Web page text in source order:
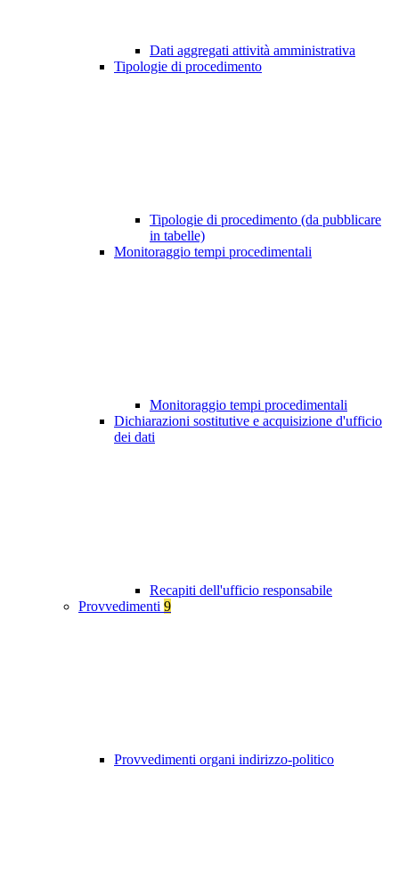
Dati aggregati attività amministrativa
Tipologie di procedimento
Tipologie di procedimento (da pubblicare
in tabelle)
Monitoraggio tempi procedimentali
Monitoraggio tempi procedimentali
Dichiarazioni sostitutive e acquisizione d'ufficio
dei dati
Recapiti dell'ufficio responsabile
Provvedimenti 9
Provvedimenti organi indirizzo-politico